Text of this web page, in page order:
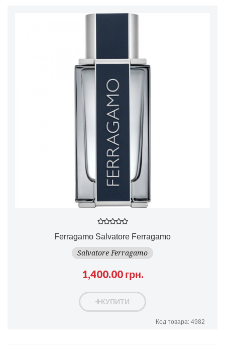
Ferragamo Salvatore Ferragamo
Salvatore Ferragamo
1,400.00 грн.
КУПИТИ
Код товара: 4982